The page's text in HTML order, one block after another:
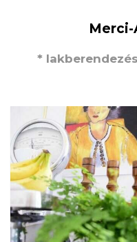
Merci-
*